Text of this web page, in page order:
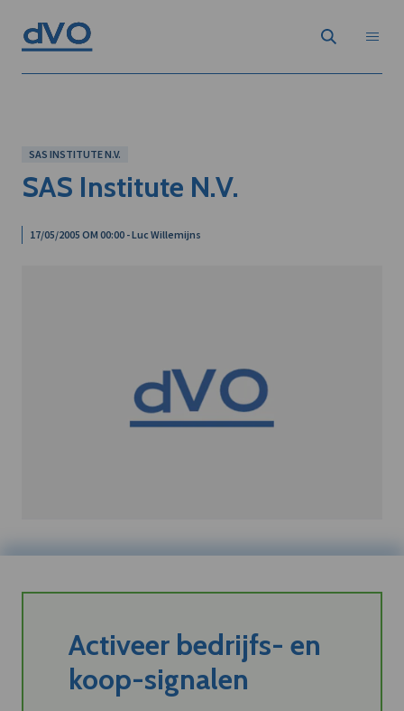
SAS INSTITUTE N.V.
SAS Institute N.V.
17/05/2005 OM 00:00 - Luc Willemijns
Activeer bedrijfs- en
koop-signalen